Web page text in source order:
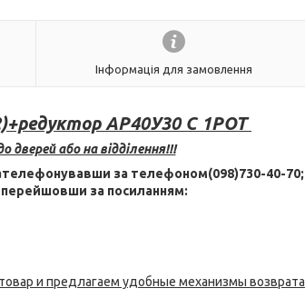
Інформація для замовлення
АР40У30 С 1РОТ
або на відділення!!!
за телефоном(098)730-40-70;
за посиланням:
и предлагаем удобные механизмы возврата